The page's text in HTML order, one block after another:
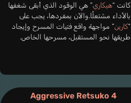
كانت “هيكاري” هي الوقود الذي أبقى شغفها
بالأداء مشتعلًا.والآن بمفردها، يجب على
“كارين” مواجهة واقع فتيات المسرح وإيجاد
طريقها نحو المستقبل، مسرحها الخاص.
Aggressive Retsuko 4